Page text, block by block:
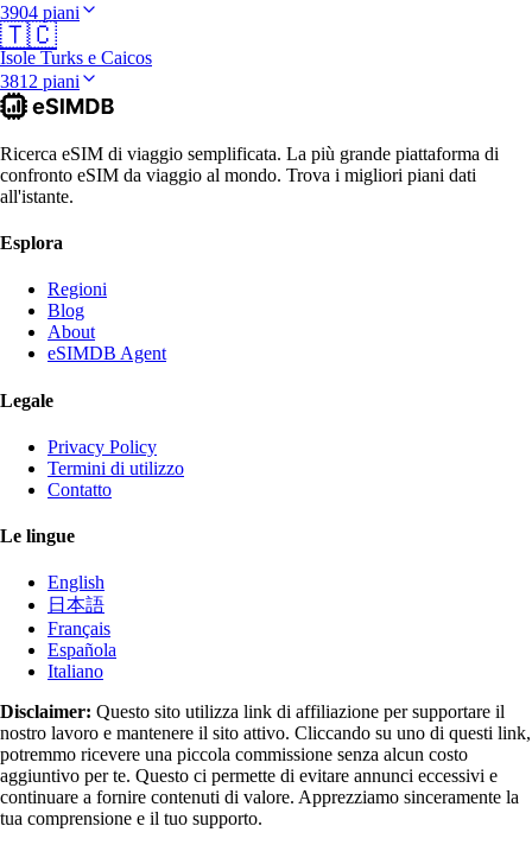
3904 piani
🇹🇨
Isole Turks e Caicos
3812 piani
Ricerca eSIM di viaggio semplificata. La più grande piattaforma di
confronto eSIM da viaggio al mondo. Trova i migliori piani dati
all'istante.
Esplora
Regioni
Blog
About
eSIMDB Agent
Legale
Privacy Policy
Termini di utilizzo
Contatto
Le lingue
English
日本語
Français
Española
Italiano
Disclaimer: Questo sito utilizza link di affiliazione per supportare il
nostro lavoro e mantenere il sito attivo. Cliccando su uno di questi link,
potremmo ricevere una piccola commissione senza alcun costo
aggiuntivo per te. Questo ci permette di evitare annunci eccessivi e
continuare a fornire contenuti di valore. Apprezziamo sinceramente la
tua comprensione e il tuo supporto.